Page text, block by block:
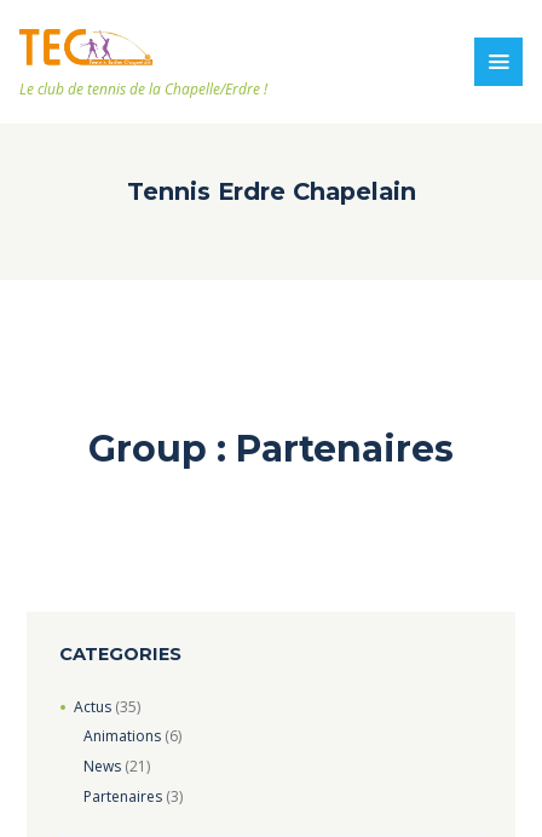
Le club de tennis de la Chapelle/Erdre !
Tennis Erdre Chapelain
Group : Partenaires
CATEGORIES
Actus(35)
Animations (6)
News (21)
Partenaires (3)